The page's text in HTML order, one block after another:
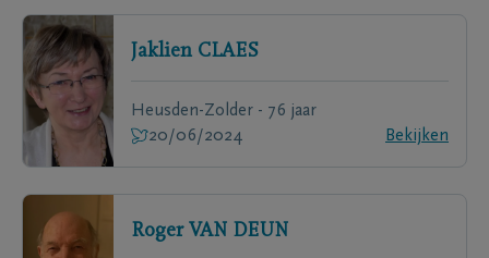
Jaklien CLAES
Heusden-Zolder - 76 jaar
20/06/2024
Bekijken
Roger VAN DEUN